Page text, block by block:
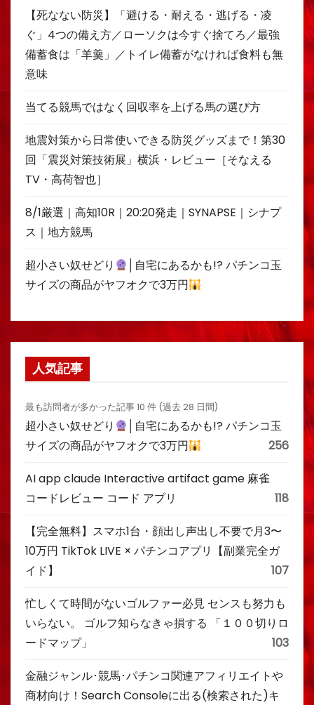
【死なない防災】「避ける・耐える・逃げる・凌
ぐ」4つの備え方／ローソクは今すぐ捨てろ／最強
備蓄食は「羊羹」／トイレ備蓄がなければ食料も無
意味
当てる競馬ではなく回収率を上げる馬の選び方
地震対策から日常使いできる防災グッズまで！第30
回「震災対策技術展」横浜・レビュー［そなえる
TV・高荷智也］
8/1厳選｜高知10R｜20:20発走｜SYNAPSE｜シナプ
ス｜地方競馬
超小さい奴せどり
│自宅にあるかも!? パチンコ玉
サイズの商品がヤフオクで3万円
人気記事
最も訪問者が多かった記事 10 件 (過去 28 日間)
超小さい奴せどり
│自宅にあるかも!? パチンコ玉
サイズの商品がヤフオクで3万円
256
AI app claude Interactive artifact game 麻雀
コードレビュー コード アプリ
118
【完全無料】スマホ1台・顔出し声出し不要で月3〜
10万円 TikTok LIVE × パチンコアプリ【副業完全ガ
イド】
107
忙しくて時間がないゴルファー必見 センスも努力も
いらない。 ゴルフ知らなきゃ損する 「１００切りロ
ードマップ」
103
金融ジャンル･競馬･パチンコ関連アフィリエイトや
商材向け！Search Consoleに出る(検索された)キ